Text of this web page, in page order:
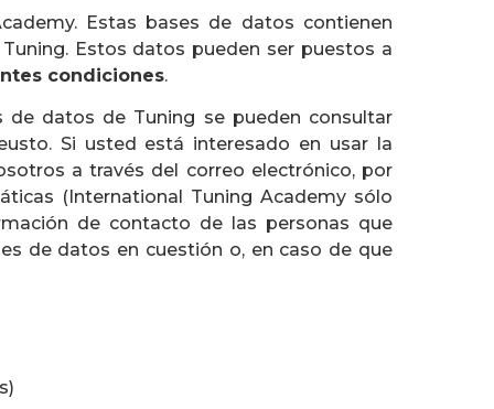
Estas bases de datos contienen
Estos datos pueden ser puestos a
condiciones.
datos de Tuning se pueden consultar
Si usted está interesado en usar la
a través del correo electrónico, por
(International Tuning Academy sólo
de contacto de las personas que
de datos en cuestión o, en caso de que